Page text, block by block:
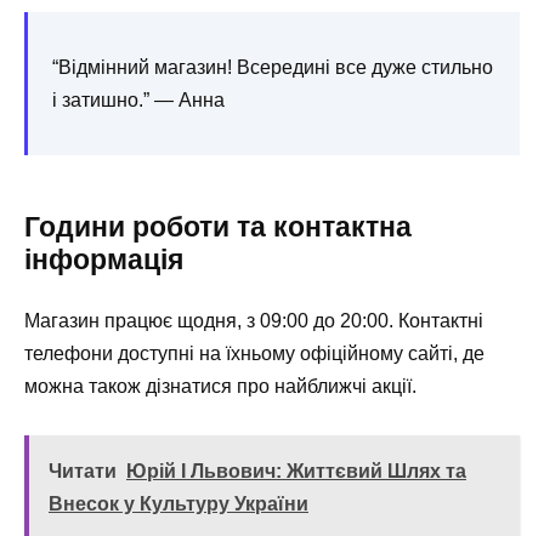
“Відмінний магазин! Всередині все дуже стильно
і затишно.” — Анна
Години роботи та контактна
інформація
Магазин працює щодня, з 09:00 до 20:00. Контактні
телефони доступні на їхньому офіційному сайті, де
можна також дізнатися про найближчі акції.
Читати
Юрій І Львович: Життєвий Шлях та
Внесок у Культуру України